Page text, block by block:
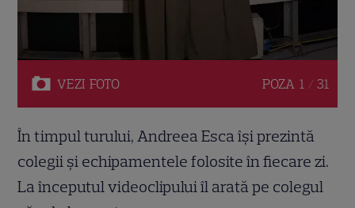
VEZI FOTO POZA 1 / 31
În timpul turului, Andreea Esca își prezintă
colegii și echipamentele folosite în fiecare zi.
La începutul videoclipului îl arată pe colegul